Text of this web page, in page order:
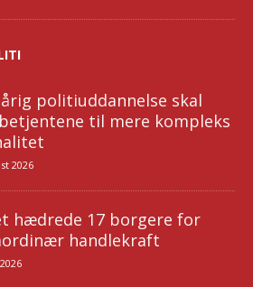
politiuddannelse skal
til mere kompleks
2026
hædrede 17 borgere for
handlekraft